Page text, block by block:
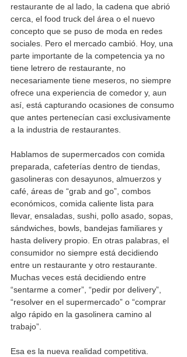
restaurante de al lado, la cadena que abrió
cerca, el food truck del área o el nuevo
concepto que se puso de moda en redes
sociales. Pero el mercado cambió. Hoy, una
parte importante de la competencia ya no
tiene letrero de restaurante, no
necesariamente tiene meseros, no siempre
ofrece una experiencia de comedor y, aun
así, está capturando ocasiones de consumo
que antes pertenecían casi exclusivamente
a la industria de restaurantes.
Hablamos de supermercados con comida
preparada, cafeterías dentro de tiendas,
gasolineras con desayunos, almuerzos y
café, áreas de “grab and go”, combos
económicos, comida caliente lista para
llevar, ensaladas, sushi, pollo asado, sopas,
sándwiches, bowls, bandejas familiares y
hasta delivery propio. En otras palabras, el
consumidor no siempre está decidiendo
entre un restaurante y otro restaurante.
Muchas veces está decidiendo entre
“sentarme a comer”, “pedir por delivery”,
“resolver en el supermercado” o “comprar
algo rápido en la gasolinera camino al
trabajo”.
Esa es la nueva realidad competitiva.